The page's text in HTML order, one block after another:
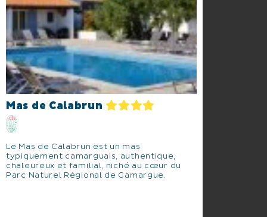
Mas de Calabrun
Le Mas de Calabrun est un mas
typiquement camarguais, authentique,
chaleureux et familial, niché au cœur du
Parc Naturel Régional de Camargue.